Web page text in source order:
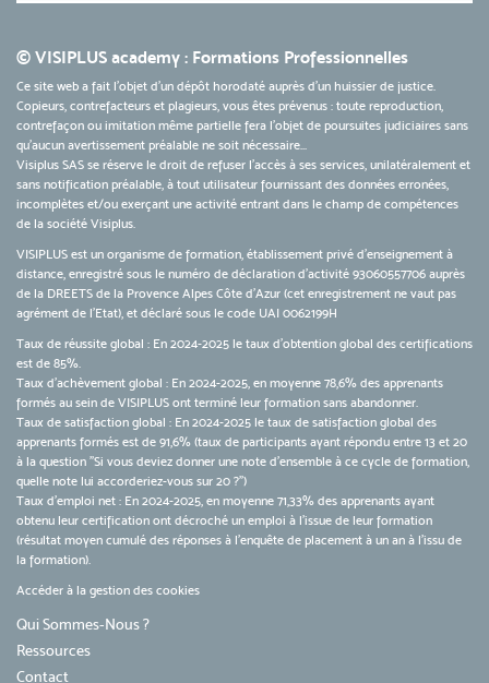
© VISIPLUS academy : Formations Professionnelles
Ce site web a fait l'objet d'un dépôt horodaté auprès d'un huissier de justice.
Copieurs, contrefacteurs et plagieurs, vous êtes prévenus : toute reproduction,
contrefaçon ou imitation même partielle fera l'objet de poursuites judiciaires sans
qu’aucun avertissement préalable ne soit nécessaire...
Visiplus SAS se réserve le droit de refuser l'accès à ses services, unilatéralement et
sans notification préalable, à tout utilisateur fournissant des données erronées,
incomplètes et/ou exerçant une activité entrant dans le champ de compétences
de la société Visiplus.
VISIPLUS est un organisme de formation, établissement privé d’enseignement à
distance, enregistré sous le numéro de déclaration d’activité 93060557706 auprès
de la DREETS de la Provence Alpes Côte d’Azur (cet enregistrement ne vaut pas
agrément de l’Etat), et déclaré sous le code UAI 0062199H
Taux de réussite global : En 2024-2025 le taux d'obtention global des certifications
est de 85%.
Taux d’achèvement global : En 2024-2025, en moyenne 78,6% des apprenants
formés au sein de VISIPLUS ont terminé leur formation sans abandonner.
Taux de satisfaction global : En 2024-2025 le taux de satisfaction global des
apprenants formés est de 91,6% (taux de participants ayant répondu entre 13 et 20
à la question "Si vous deviez donner une note d’ensemble à ce cycle de formation,
quelle note lui accorderiez-vous sur 20 ?")
Taux d’emploi net : En 2024-2025, en moyenne 71,33% des apprenants ayant
obtenu leur certification ont décroché un emploi à l'issue de leur formation
(résultat moyen cumulé des réponses à l'enquête de placement à un an à l'issu de
la formation).
Accéder à la gestion des cookies
Qui Sommes-Nous ?
Ressources
Contact